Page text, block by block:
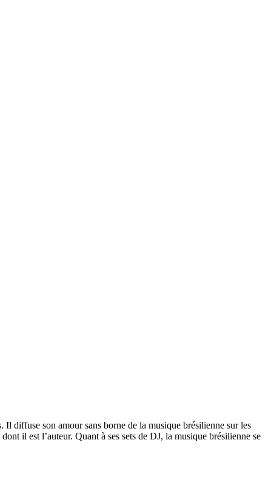
diffuse son amour sans borne de la musique brésilienne sur les
il est l’auteur. Quant à ses sets de DJ, la musique brésilienne se